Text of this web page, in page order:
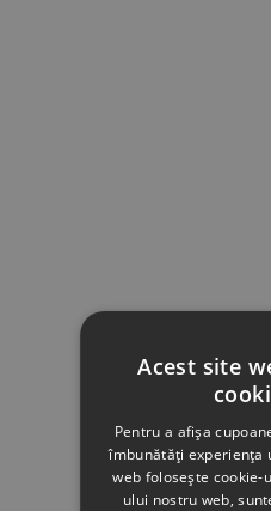
Acest site
Pentru a afișa
îmbunătăți experiența
web folosește
ului nostru web,